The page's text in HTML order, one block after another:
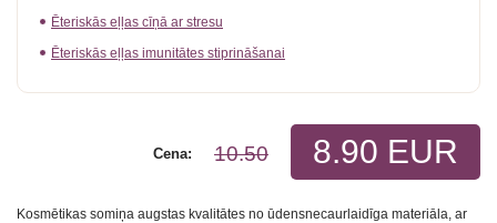
Ēteriskās eļļas cīņā ar stresu
Ēteriskās eļļas imunitātes stiprināšanai
8.90 EUR
10.50
Cena:
Kosmētikas somiņa augstas kvalitātes no ūdensnecaurlaidīga materiāla, ar